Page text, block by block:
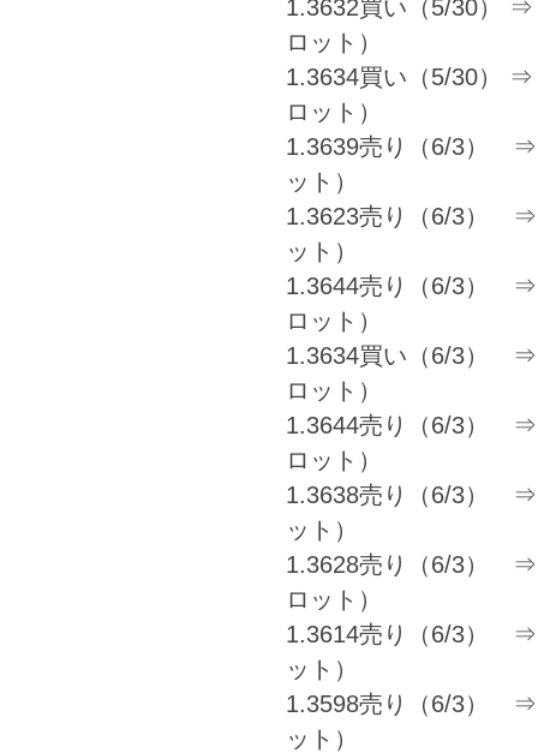
1.3632買い（5/30）
ロット）
1.3634買い（5/30）
ロット）
1.3639売り（6/3） ⇒
ット）
1.3623売り（6/3） ⇒
ット）
1.3644売り（6/3） ⇒
ロット）
1.3634買い（6/3） ⇒
ロット）
1.3644売り（6/3） ⇒
ロット）
1.3638売り（6/3） ⇒
ット）
1.3628売り（6/3） ⇒
ロット）
1.3614売り（6/3） ⇒
ット）
1.3598売り（6/3） ⇒
ット）